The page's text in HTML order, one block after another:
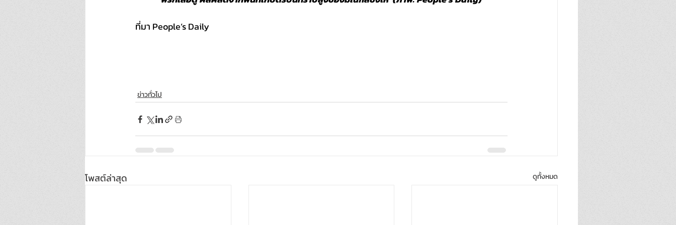
ที่มา People’s Daily
ข่าวทั่วไป
โพสต์ล่าสุด ดูทั้งหมด